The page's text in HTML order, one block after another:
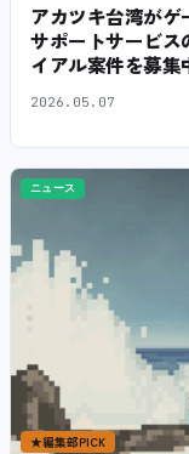
アカツキ台湾が
サポートサービス
イアル案件を募集
2026.05.07
ニュース
★編集部PICK